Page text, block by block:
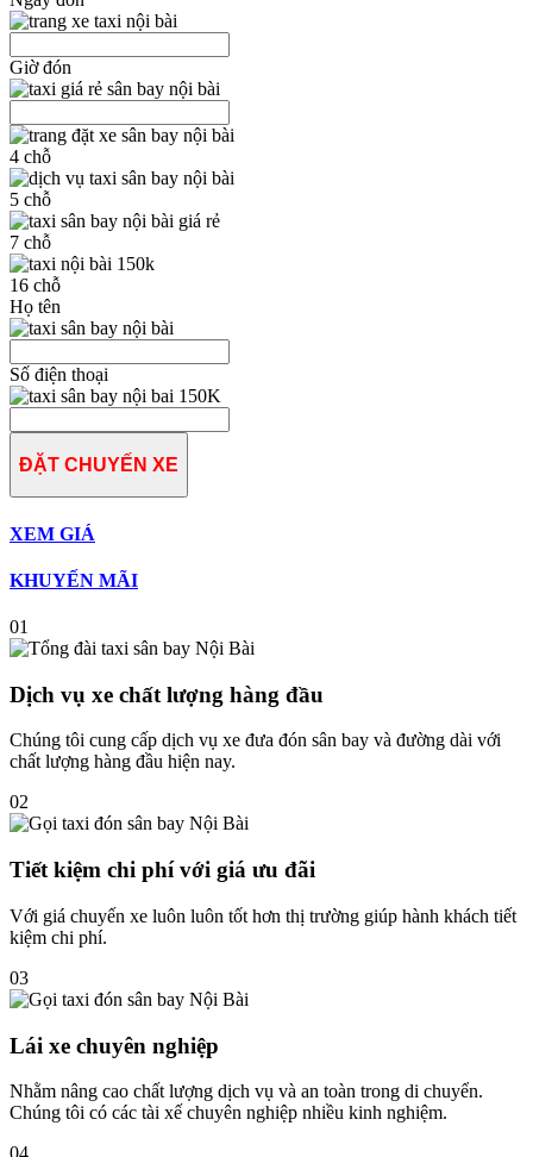
Giờ đón
4 chỗ
5 chỗ
7 chỗ
16 chỗ
Họ tên
Số điện thoại
ĐẶT CHUYẾN XE
XEM GIÁ
KHUYẾN MÃI
01
Dịch vụ xe chất lượng hàng đầu
Chúng tôi cung cấp dịch vụ xe đưa đón sân bay và đường dài với
chất lượng hàng đầu hiện nay.
02
Tiết kiệm chi phí với giá ưu đãi
Với giá chuyến xe luôn luôn tốt hơn thị trường giúp hành khách tiết
kiệm chi phí.
03
Lái xe chuyên nghiệp
Nhằm nâng cao chất lượng dịch vụ và an toàn trong di chuyển.
Chúng tôi có các tài xế chuyên nghiệp nhiều kinh nghiệm.